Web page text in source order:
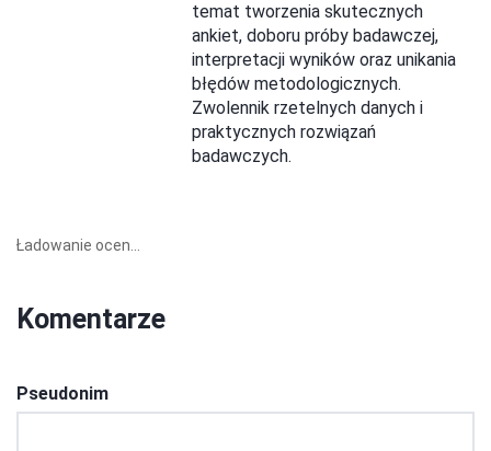
temat tworzenia skutecznych
ankiet, doboru próby badawczej,
interpretacji wyników oraz unikania
błędów metodologicznych.
Zwolennik rzetelnych danych i
praktycznych rozwiązań
badawczych.
Ładowanie ocen...
Komentarze
Pseudonim